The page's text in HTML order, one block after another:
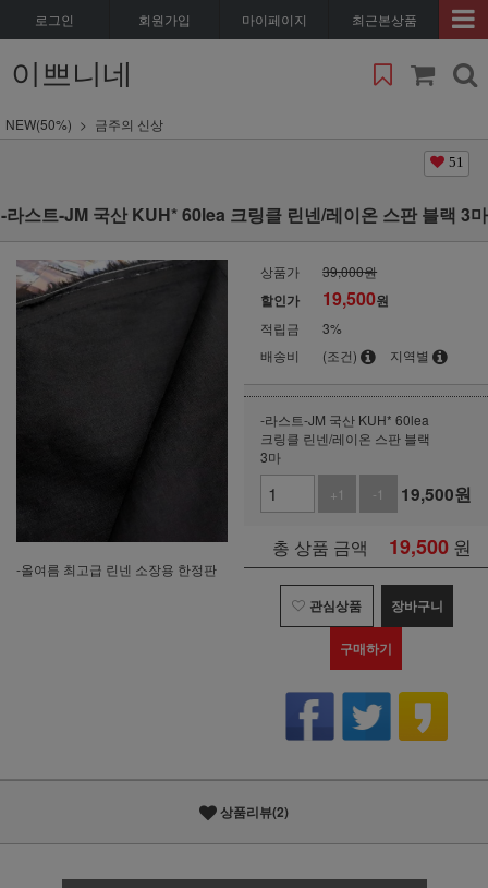
로그인 회원가입 마이페이지 최근본상품
이쁘니네
NEW(50%) 금주의 신상
51
-라스트-JM 국산 KUH* 60lea 크링클 린넨/레이온 스판 블랙 3마
-올여름 최고급 린넨 소장용 한정판
상품가 39,000원
할인가 19,500원
적립금
3%
배송비
(조건) 지역별
-라스트-JM 국산 KUH* 60lea
크링클 린넨/레이온 스판 블랙
3마
+1
-1 19,500원
총 상품 금액 19,500 원
관심상품 장바구니
구매하기
상품리뷰(2)